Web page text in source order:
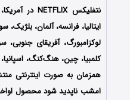
نتفلیکس NETFLIX
در
ایتالیا، فرانسه، آلمان، بلژیک،
لوکزامبورگ، آفریقای جنوبی،
کلمبیا، چین، هنگ‌کنگ،
همزمان به صورت اینترنتی